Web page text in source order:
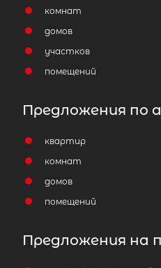
комнат
домов
участков
помещений
Предложения по
квартир
комнат
домов
помещений
Предложения на